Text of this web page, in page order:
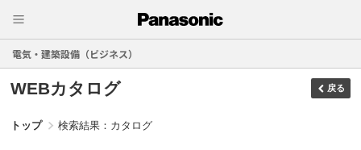
電気・建築設備（ビジネス）
WEBカタログ 戻る
トップ 検索結果：カタログ